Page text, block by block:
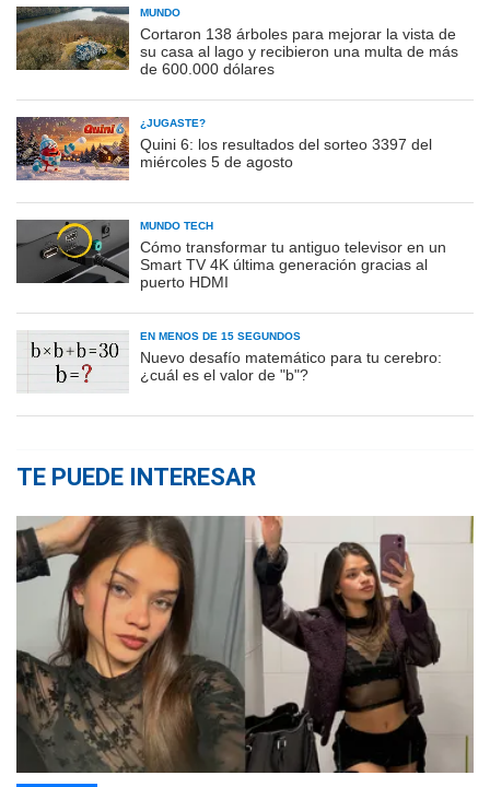
MUNDO
Cortaron 138 árboles para mejorar la vista de
su casa al lago y recibieron una multa de más
de 600.000 dólares
¿JUGASTE?
Quini 6: los resultados del sorteo 3397 del
miércoles 5 de agosto
MUNDO TECH
Cómo transformar tu antiguo televisor en un
Smart TV 4K última generación gracias al
puerto HDMI
EN MENOS DE 15 SEGUNDOS
Nuevo desafío matemático para tu cerebro:
¿cuál es el valor de "b"?
TE PUEDE INTERESAR